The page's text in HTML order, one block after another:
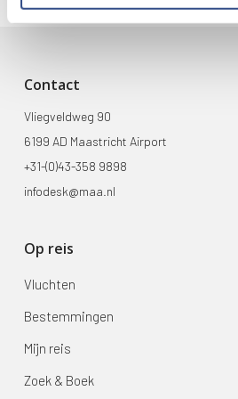
Contact
Vliegveldweg 90
6199 AD Maastricht Airport
+31-(0)43-358 9898
infodesk@maa.nl
Op reis
Vluchten
Bestemmingen
Mijn reis
Zoek & Boek